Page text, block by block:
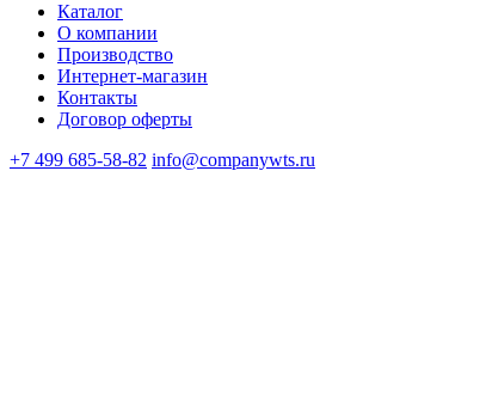
Каталог
О компании
Производство
Интернет-магазин
Контакты
Договор оферты
+7 499 685-58-82 info@companywts.ru